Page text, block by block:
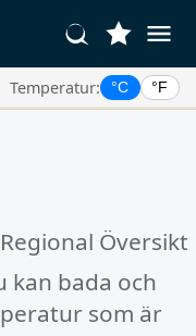
Temperatur: °C °F
Översikt
kan bada och
som är